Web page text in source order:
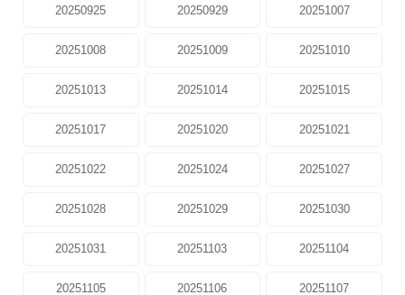
20250925 20250929 20251007
20251008 20251009 20251010
20251013 20251014 20251015
20251017 20251020 20251021
20251022 20251024 20251027
20251028 20251029 20251030
20251031 20251103 20251104
20251105 20251106 20251107